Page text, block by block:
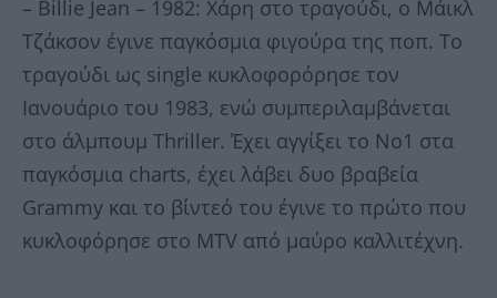
– Billie Jean – 1982: Χάρη στο τραγούδι, ο Μάικλ
Τζάκσον έγινε παγκόσμια φιγούρα της ποπ. Το
τραγούδι ως single κυκλοφορόρησε τον
Ιανουάριο του 1983, ενώ συμπεριλαμβάνεται
στο άλμπουμ Thriller. Έχει αγγίξει το Νο1 στα
παγκόσμια charts, έχει λάβει δυο βραβεία
Grammy και το βίντεό του έγινε το πρώτο που
κυκλοφόρησε στο MTV από μαύρο καλλιτέχνη.